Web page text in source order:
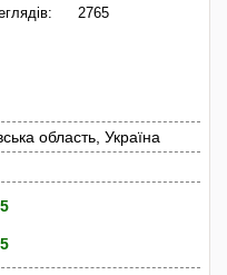
2765
область, Україна